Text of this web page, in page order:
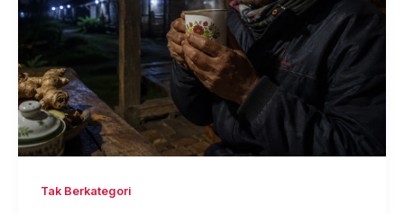
Tak Berkategori